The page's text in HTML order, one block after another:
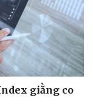
giằng co